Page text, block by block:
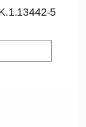
5